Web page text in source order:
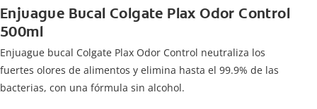
Enjuague Bucal Colgate Plax Odor Control
500ml
Enjuague bucal Colgate Plax Odor Control neutraliza los
fuertes olores de alimentos y elimina hasta el 99.9% de las
bacterias, con una fórmula sin alcohol.